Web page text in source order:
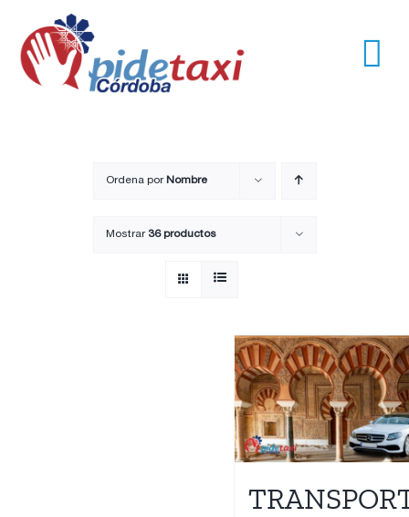
contenido
Ordena por Nombre
Mostrar 36 productos